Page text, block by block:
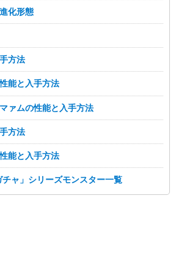
化形態
方法
能と入手方法
ァムの性能と入手方法
方法
能と入手方法
チャ」シリーズモンスター一覧